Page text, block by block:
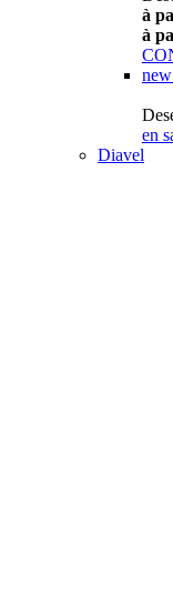
à
à
new
en
Diavel